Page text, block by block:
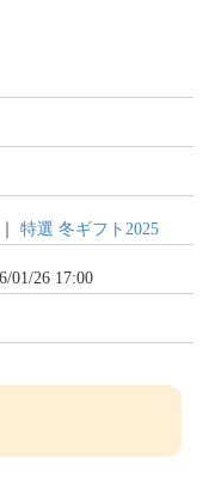
｜ 特選 冬ギフト2025
01/26 17:00